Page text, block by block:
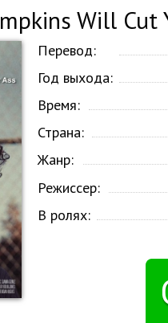
Will Cut
Перевод:
Год выхода:
Время:
Страна:
Жанр:
Режиссер:
В ролях: